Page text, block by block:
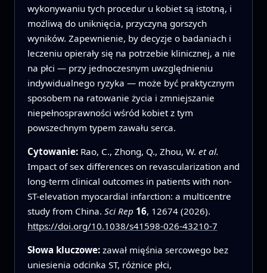
wykonywaniu tych procedur u kobiet są istotną, i
możliwą do uniknięcia, przyczyną gorszych
wyników. Zapewnienie, by decyzje o badaniach i
leczeniu opierały się na potrzebie klinicznej, a nie
na płci — przy jednoczesnym uwzględnieniu
indywidualnego ryzyka — może być praktycznym
sposobem na ratowanie życia i zmniejszanie
niepełnosprawności wśród kobiet z tym
powszechnym typem zawału serca.
Cytowanie: Rao, C., Zhong, Q., Zhou, W. et al.
Impact of sex differences on revascularization and
long-term clinical outcomes in patients with non-
ST-elevation myocardial infarction: a multicentre
study from China. Sci Rep 16, 12674 (2026).
https://doi.org/10.1038/s41598-026-43210-7
Słowa kluczowe: zawał mięśnia sercowego bez
uniesienia odcinka ST, różnice płci,